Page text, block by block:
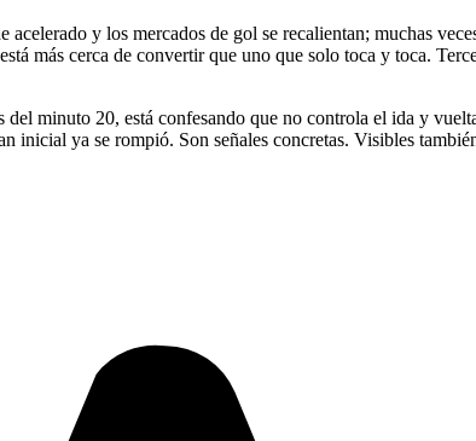
y los mercados de gol se recalientan; muchas
más cerca de convertir que uno que solo toca y toca.
minuto 20, está confesando que no controla el ida y
ya se rompió. Son señales concretas. Visibles